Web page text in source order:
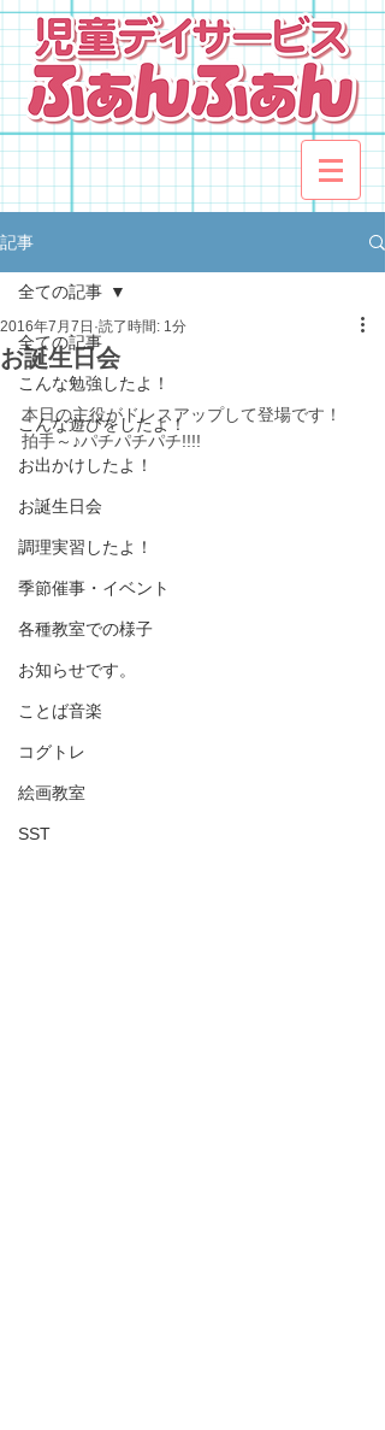
記事
全ての記事
こんな勉強したよ！
こんな遊びをしたよ！
お出かけしたよ！
お誕生日会
調理実習したよ！
季節催事・イベント
各種教室での様子
お知らせです。
ことば音楽
コグトレ
絵画教室
SST
全ての記事
お誕生日会
2016年7月7日 読了時間: 1分
本日の主役がドレスアップして登場です！
拍手～♪パチパチパチ!!!!